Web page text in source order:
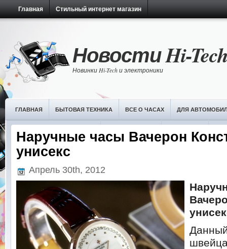
Главная Стильный интернет магазин
Новости Hi-
Новинки Hi-Tech и электроники
ГЛАВНАЯ БЫТОВАЯ ТЕХНИКА ВСЕ О ЧАСАХ ДЛЯ
НОВОСТИ ИТ-ТЕХНОЛОГИЙ ОБЗОРЫ ЧАСОВ ПЛАНШЕТЫ
Наручные часы Вачерон
унисекс
Апрель 30th, 2012